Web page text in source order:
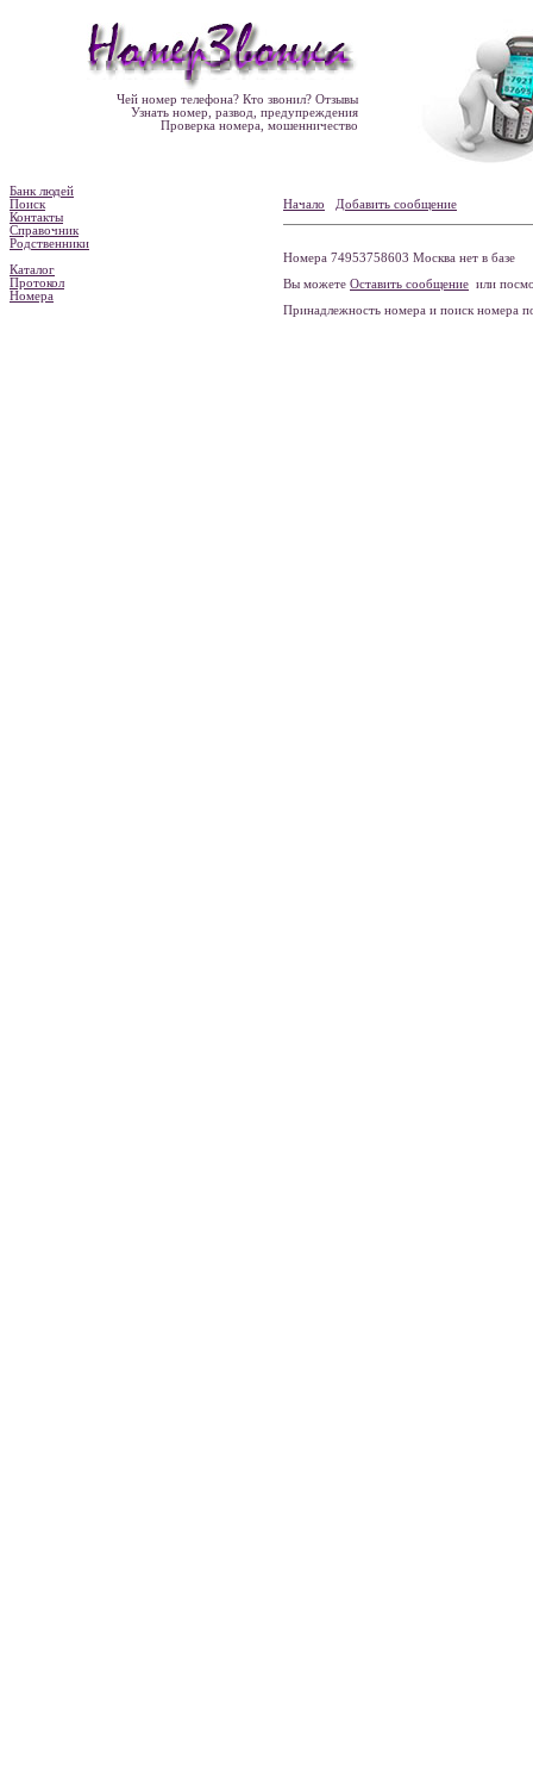
Чей номер телефона? Кто звонил? Отзывы
Узнать номер, развод, предупреждения
Проверка номера, мошенничество
Банк людей
Поиск
Контакты
Справочник
Родственники
Каталог
Протокол
Номера
Начало Добавить сообщение
Номера 74953758603 Москва нет в базе
Вы можете Оставить сообщение или
Принадлежность номера и поиск номера